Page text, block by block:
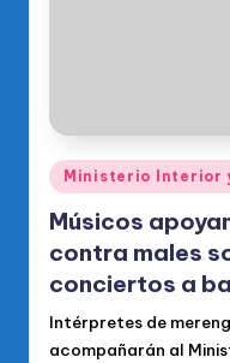
Publicado
en
Ministerio Interior
Músicos
contra males
conciertos a
Intérpretes de
acompañarán al